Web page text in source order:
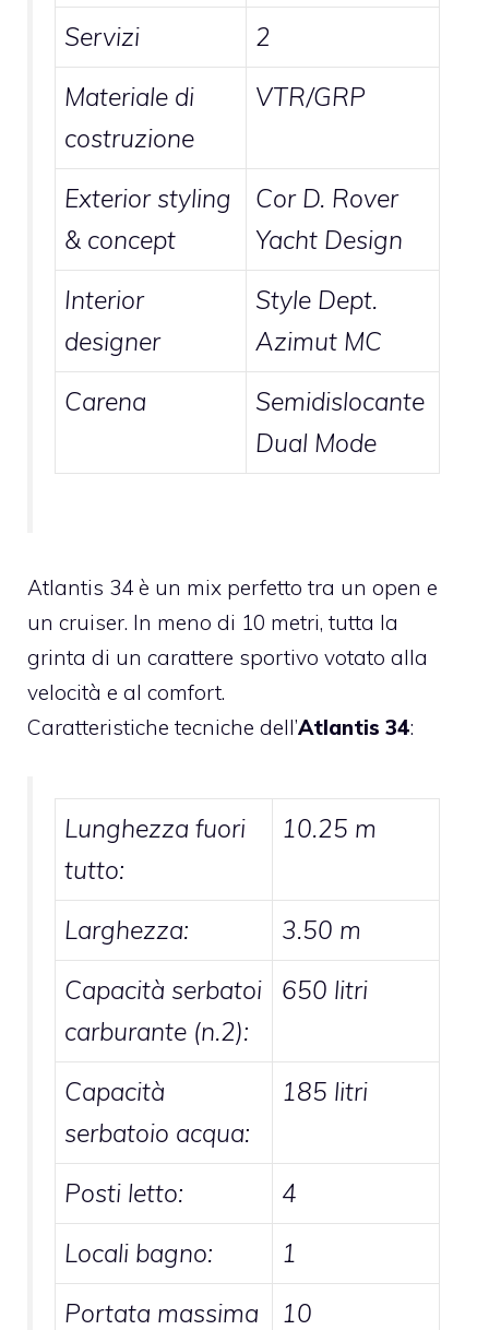
Servizi
2
Materiale di
costruzione
VTR/GRP
Exterior styling
& concept
Cor D. Rover
Yacht Design
Interior
designer
Style Dept.
Azimut MC
Carena
Semidislocante
Dual Mode
Atlantis 34 è un mix perfetto tra un open e
un cruiser. In meno di 10 metri, tutta la
grinta di un carattere sportivo votato alla
velocità e al comfort.
Caratteristiche tecniche dell’Atlantis 34:
Lunghezza fuori
tutto:
10.25 m
Larghezza:
3.50 m
Capacità serbatoi
carburante (n.2):
650 litri
Capacità
serbatoio acqua:
185 litri
Posti letto:
4
Locali bagno:
1
Portata massima
10